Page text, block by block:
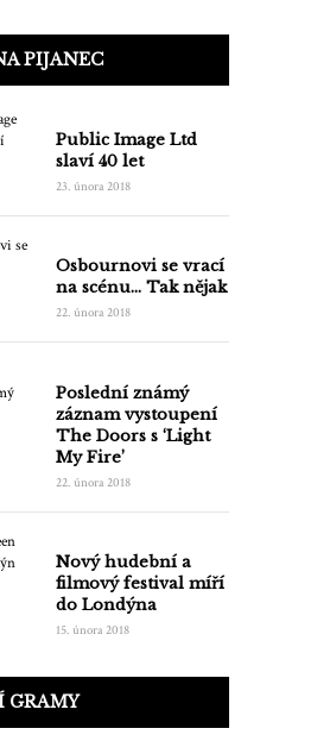
PIJANEC
Public Image Ltd
slaví 40 let
23. února 2018
Osbournovi se vrací
na scénu… Tak nějak
22. února 2018
Poslední známý
záznam vystoupení
The Doors s ‘Light
My Fire’
22. února 2018
Nový hudební a
filmový festival míří
do Londýna
15. února 2018
GRAMY